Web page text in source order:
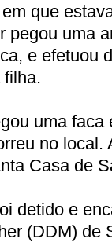
que
pegou uma
e efetuou
filha.
uma faca
no local.
Casa de
detido e
(DDM) de